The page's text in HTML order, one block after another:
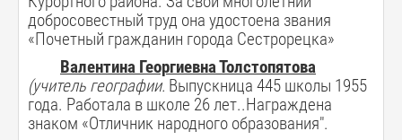
добросовестный труд она удостоена звания
«Почетный гражданин города Сестрорецка»
Валентина Георгиевна Толстопятова
(учитель географии. Выпускница 445 школы 1955
года. Работала в школе 26 лет..Награждена
знаком «Отличник народного образования".